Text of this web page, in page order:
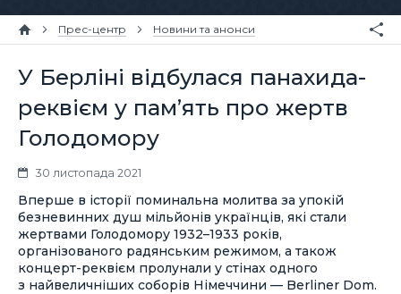
Прес-центр Новини та анонси
У Берліні відбулася панахида-
реквієм у пам’ять про жертв
Голодомору
30 листопада 2021
Вперше в історії поминальна молитва за упокій
безневинних душ мільйонів українців, які стали
жертвами Голодомору 1932–1933 років,
організованого радянським режимом, а також
концерт-реквієм пролунали у стінах одного
з найвеличніших соборів Німеччини — Berliner Dom.